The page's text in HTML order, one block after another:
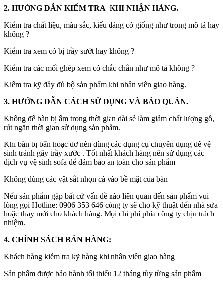
2. HƯỚNG DẪN KIỂM TRA KHI NHẬN HÀNG.
Kiểm tra chất liệu, màu sắc, kiểu dáng có giống như trong mô tả hay
không ?
Kiểm tra xem có bị trầy sướt hay không ?
Kiểm tra các mối ghép xem có chắc chắn như mô tả không ?
Kiểm tra kỹ đầy đủ bộ sản phẩm khi nhân viên giao hàng.
3. HƯỚNG DẪN CÁCH SỬ DỤNG VÀ BẢO QUẢN.
Không để bàn bị ẩm trong thời gian dài sẻ làm giảm chất lượng gỗ,
rút ngắn thời gian sử dụng sản phẩm.
Khi bàn bị bẩn hoặc dơ nên dùng các dụng cụ chuyên dụng để vệ
sinh tránh gây trầy xước . Tốt nhất khách hàng nên sử dụng các
dịch vụ vệ sinh sofa để đảm bảo an toàn cho sản phẩm
Không dùng các vật sắt nhọn cà vào bề mặt của bàn
Nếu sản phẩm gặp bất cứ vấn đề nào liên quan đến sản phẩm vui
lòng gọi Hotline: 0906 353 646 công ty sẽ cho kỹ thuật đến nhà sửa
hoặc thay mới cho khách hàng. Mọi chi phí phía công ty chịu trách
nhiệm.
4. CHÍNH SÁCH BÁN HÀNG:
Khách hàng kiễm tra kỹ hàng khi nhân viên giao hàng
Sản phẩm được bảo hành tối thiểu 12 tháng tùy từng sản phẩm